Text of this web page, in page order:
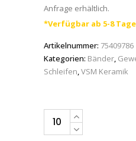
Anfrage erhältlich.
*Verfügbar ab 5-8 Tage
Artikelnummer: 75409786
Kategorien: Bänder,
Schleifen,VSM Keramik
VSM
Schleifband